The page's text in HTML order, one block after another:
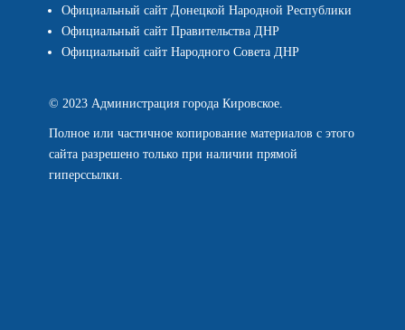
Официальный сайт Донецкой Народной Республики
Официальный сайт Правительства ДНР
Официальный сайт Народного Совета ДНР
© 2023 Администрация города Кировское.
Полное или частичное копирование материалов с этого
сайта разрешено только при наличии прямой
гиперссылки.